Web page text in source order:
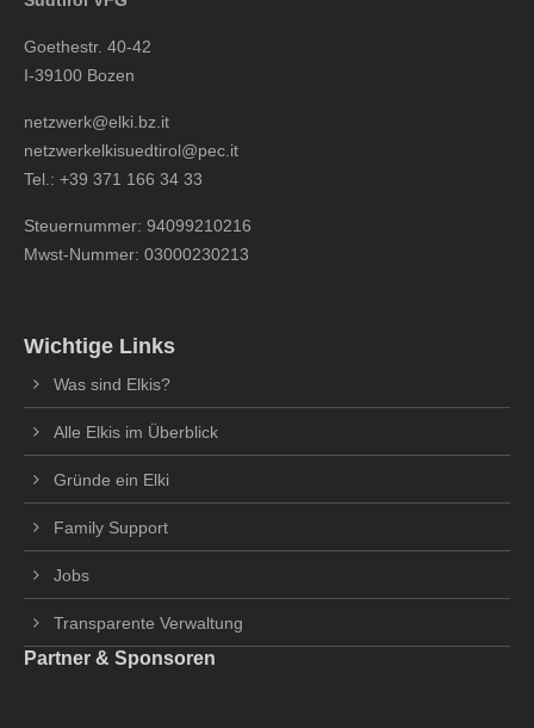
Goethestr. 40-42
I-39100 Bozen
netzwerk@elki.bz.it
netzwerkelkisuedtirol@pec.it
Tel.: +39 371 166 34 33
Steuernummer: 94099210216
Mwst-Nummer: 03000230213
Wichtige Links
Was sind Elkis?
Alle Elkis im Überblick
Gründe ein Elki
Family Support
Jobs
Transparente Verwaltung
Partner & Sponsoren